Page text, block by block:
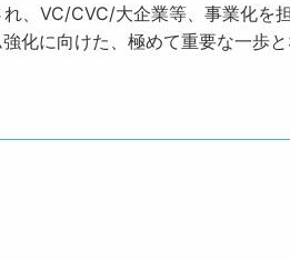
、VC/CVC/大企業等、事業化を
化に向けた、極めて重要な一歩と